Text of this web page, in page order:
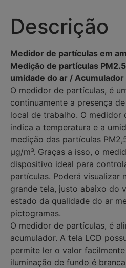
Descrição
Medidor de partículas em
Medição de partículas
umidade do ar / Acumulador
O medidor de partículas, é
continuamente a presença
local de trabalho. O medidor
indica a temperatura e a
medição das partículas
µg/m³. Graças a isso, o
dispositivo ideal para
partículas. Poderá visualizar
grande tela, justo abaixo do
estado da qualidade do ar
pictogramas.
O medidor de partículas, é
acumulador. A tela LCD
permite ler o valor
iluminação de fundo é